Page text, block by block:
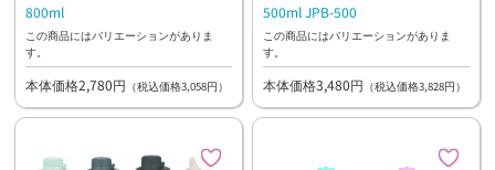
800ml
この商品にはバリエーションがありま
す。
本体価格2,780円 （税込価格3,058円）
500ml JPB-500
この商品にはバリエーションがありま
す。
本体価格3,480円 （税込価格3,828円）